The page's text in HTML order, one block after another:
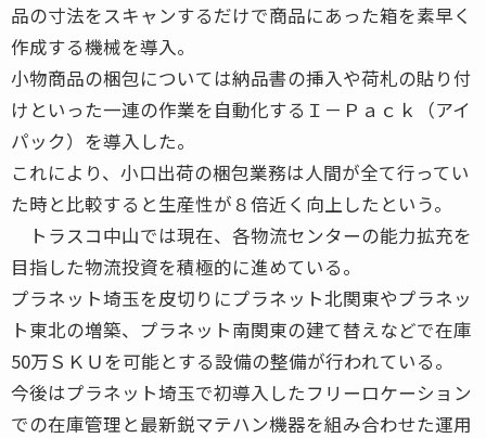
品の寸法をスキャンするだけで商品にあった箱を素早く
作成する機械を導入。
小物商品の梱包については納品書の挿入や荷札の貼り付
けといった一連の作業を自動化するＩ－Ｐａｃｋ（アイ
パック）を導入した。
これにより、小口出荷の梱包業務は人間が全て行ってい
た時と比較すると生産性が８倍近く向上したという。
トラスコ中山では現在、各物流センターの能力拡充を
目指した物流投資を積極的に進めている。
プラネット埼玉を皮切りにプラネット北関東やプラネッ
ト東北の増築、プラネット南関東の建て替えなどで在庫
50万ＳＫＵを可能とする設備の整備が行われている。
今後はプラネット埼玉で初導入したフリーロケーション
での在庫管理と最新鋭マテハン機器を組み合わせた運用